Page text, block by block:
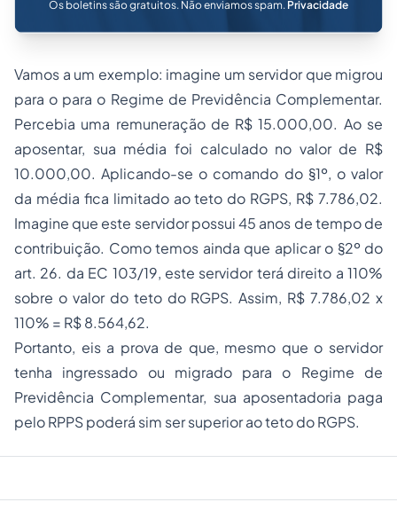
Os boletins são gratuitos. Não enviamos spam. Privacidade
Vamos a um exemplo: imagine um servidor que migrou
para o para o Regime de Previdência Complementar.
Percebia uma remuneração de R$ 15.000,00. Ao se
aposentar, sua média foi calculado no valor de R$
10.000,00. Aplicando-se o comando do §1º, o valor
da média fica limitado ao teto do RGPS, R$ 7.786,02.
Imagine que este servidor possui 45 anos de tempo de
contribuição. Como temos ainda que aplicar o §2º do
art. 26. da EC 103/19, este servidor terá direito a 110%
sobre o valor do teto do RGPS. Assim, R$ 7.786,02 x
110% = R$ 8.564,62.
Portanto, eis a prova de que, mesmo que o servidor
tenha ingressado ou migrado para o Regime de
Previdência Complementar, sua aposentadoria paga
pelo RPPS poderá sim ser superior ao teto do RGPS.